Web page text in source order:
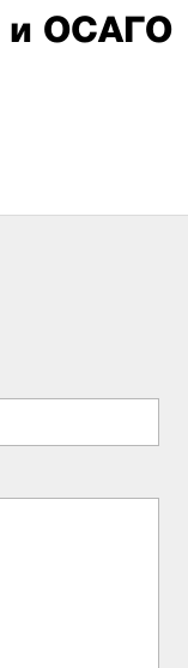
и ОСАГО